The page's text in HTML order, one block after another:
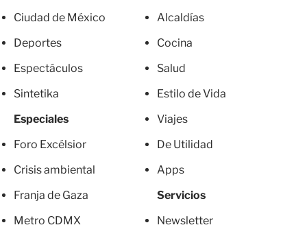
Ciudad de México
Deportes
Espectáculos
Sintetika
Especiales
Foro Excélsior
Crisis ambiental
Franja de Gaza
Metro CDMX
Alcaldías
Cocina
Salud
Estilo de Vida
Viajes
De Utilidad
Apps
Servicios
Newsletter